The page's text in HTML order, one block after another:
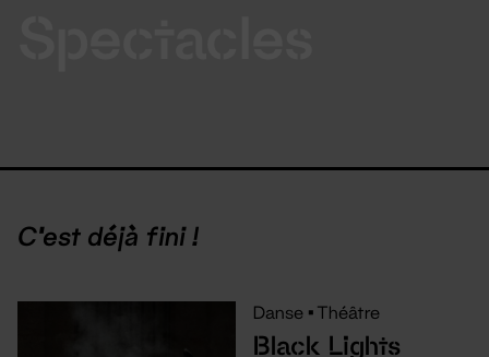
C'est déjà fini !
Danse • Théâtre
Black Lights